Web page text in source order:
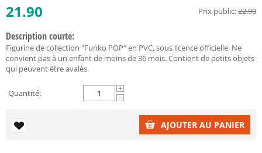
21.90 Prix public:22.90
Description courte:
Figurine de collection "Funko POP" en PVC, sous licence officielle. Ne
convient pas à un enfant de moins de 36 mois. Contient de petits objets
qui peuvent être avalés.
Quantité:
+
−
AJOUTER AU PANIER